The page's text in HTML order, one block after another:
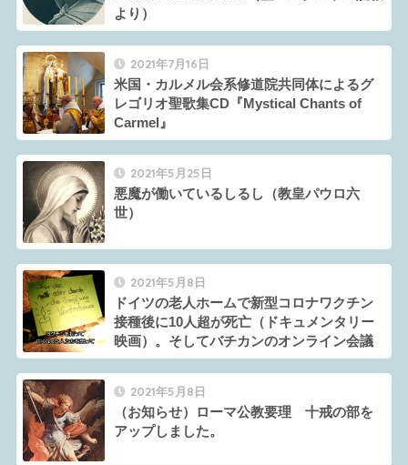
より）
2021年7月16日
米国・カルメル会系修道院共同体によるグ
レゴリオ聖歌集CD『Mystical Chants of
Carmel』
2021年5月25日
悪魔が働いているしるし（教皇パウロ六
世）
2021年5月8日
ドイツの老人ホームで新型コロナワクチン
接種後に10人超が死亡（ドキュメンタリー
映画）。そしてバチカンのオンライン会議
2021年5月8日
（お知らせ）ローマ公教要理 十戒の部を
アップしました。